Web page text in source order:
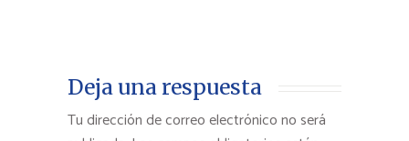
Deja una respuesta
Tu dirección de correo electrónico no será